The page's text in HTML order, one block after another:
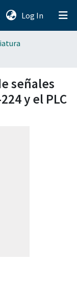
Log In (current)
señales
y el PLC